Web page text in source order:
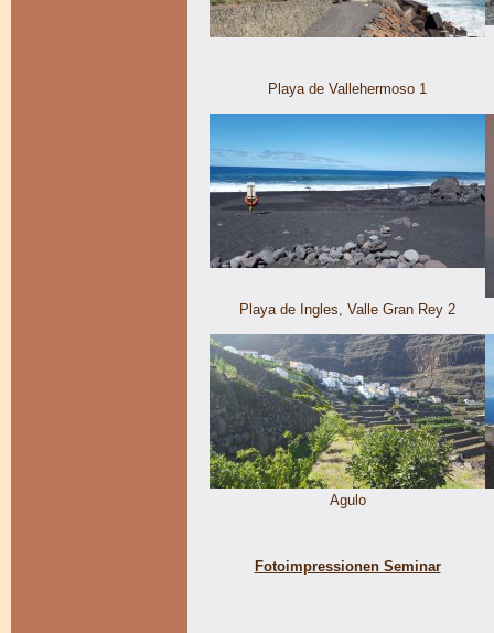
Playa de Vallehermoso 1
Playa de Ingles, Valle Gran Rey 2
Agulo
Fotoimpressionen Seminar